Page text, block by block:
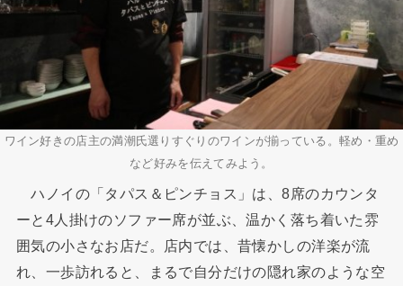
ワイン好きの店主の満潮氏選りすぐりのワインが揃っている。軽め・重め
など好みを伝えてみよう。
ハノイの「タパス＆ピンチョス」は、8席のカウンタ
ーと4人掛けのソファー席が並ぶ、温かく落ち着いた雰
囲気の小さなお店だ。店内では、昔懐かしの洋楽が流
れ、一歩訪れると、まるで自分だけの隠れ家のような空